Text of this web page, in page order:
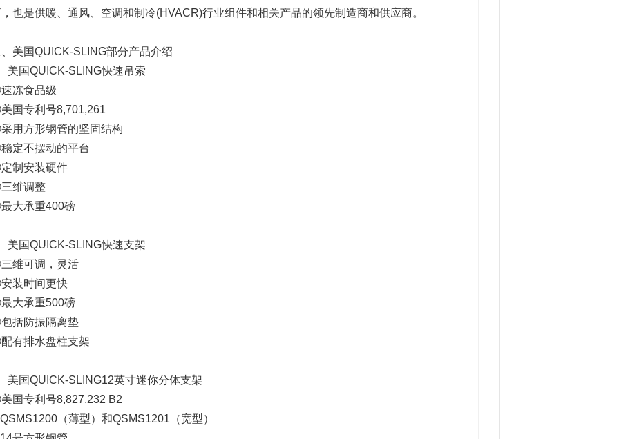
也是供暖、通风、空调和制冷(HVACR)行业组件和相关产品的领先制造商和供应商。
美国QUICK-SLING部分产品介绍
美国QUICK-SLING快速吊索
冻食品级
国专利号8,701,261
用方形钢管的坚固结构
定不摆动的平台
制安装硬件
维调整
大承重400磅
美国QUICK-SLING快速支架
维可调，灵活
装时间更快
大承重500磅
括防振隔离垫
有排水盘柱支架
美国QUICK-SLING12英寸迷你分体支架
国专利号8,827,232 B2
（薄型）和QSMS1201（宽型）